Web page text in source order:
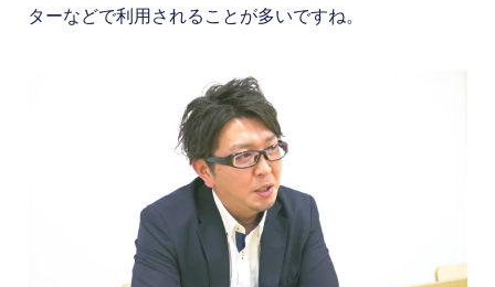
ターなどで利用されることが多いですね。